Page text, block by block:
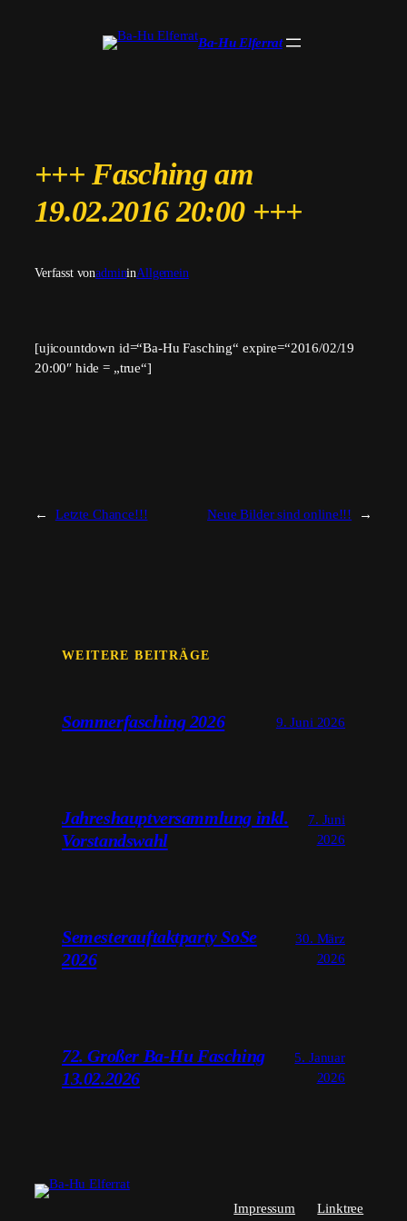
Ba-Hu Elferrat
+++ Fasching am
19.02.2016 20:00 +++
Verfasst vonadmininAllgemein
[ujicountdown id=“Ba-Hu Fasching“ expire=“2016/02/19
20:00″ hide = „true“]
← Letzte Chance!!! Neue Bilder sind online!!! →
WEITERE BEITRÄGE
Sommerfasching 2026 9. Juni 2026
Jahreshauptversammlung inkl.
Vorstandswahl
7. Juni
2026
Semesterauftaktparty SoSe
2026
30. März
2026
72. Großer Ba-Hu Fasching
13.02.2026
5. Januar
2026
Impressum
Linktree